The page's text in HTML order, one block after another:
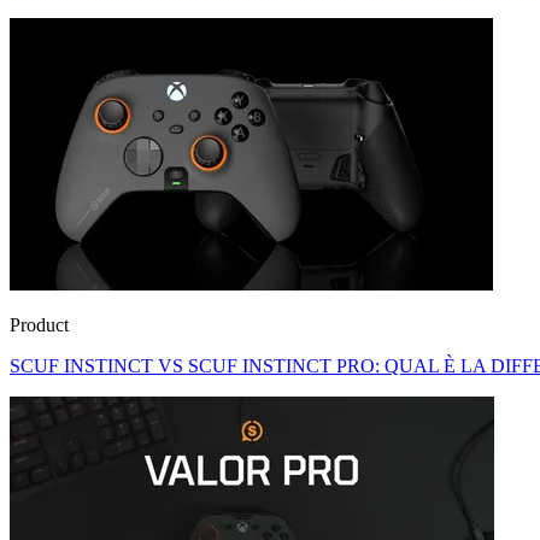
Product
SCUF INSTINCT VS SCUF INSTINCT PRO: QUAL È LA